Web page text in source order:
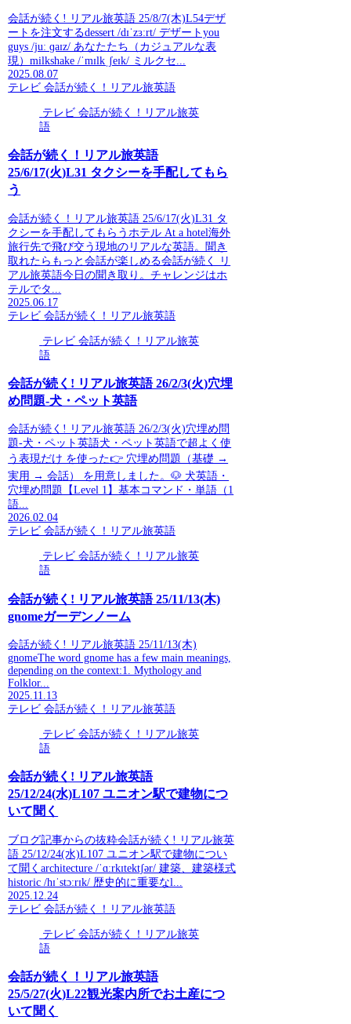
会話が続く! リアル旅英語 25/8/7(木)L54デザ
ートを注文するdessert /dɪˈzɜːrt/ デザートyou
guys /juː ɡaɪz/ あなたたち（カジュアルな表
現）milkshake /ˈmɪlkˌʃeɪk/ ミルクセ...
2025.08.07
テレビ 会話が続く！リアル旅英語
テレビ 会話が続く！リアル旅英
語
会話が続く！リアル旅英語
25/6/17(火)L31 タクシーを手配してもら
う
会話が続く！リアル旅英語 25/6/17(火)L31 タ
クシーを手配してもらうホテル At a hotel海外
旅行先で飛び交う現地のリアルな英語。聞き
取れたらもっと会話が楽しめる会話が続く リ
アル旅英語今日の聞き取り。チャレンジはホ
テルでタ...
2025.06.17
テレビ 会話が続く！リアル旅英語
テレビ 会話が続く！リアル旅英
語
会話が続く! リアル旅英語 26/2/3(火)穴埋
め問題-犬・ペット英語
会話が続く! リアル旅英語 26/2/3(火)穴埋め問
題-犬・ペット英語犬・ペット英語で超よく使
う表現だけ を使った👉 穴埋め問題（基礎 →
実用 → 会話） を用意しました。🐶 犬英語・
穴埋め問題【Level 1】基本コマンド・単語（1
語...
2026.02.04
テレビ 会話が続く！リアル旅英語
テレビ 会話が続く！リアル旅英
語
会話が続く! リアル旅英語 25/11/13(木)
gnomeガーデンノーム
会話が続く! リアル旅英語 25/11/13(木)
gnomeThe word gnome has a few main meanings,
depending on the context:1. Mythology and
Folklor...
2025.11.13
テレビ 会話が続く！リアル旅英語
テレビ 会話が続く！リアル旅英
語
会話が続く! リアル旅英語
25/12/24(水)L107 ユニオン駅で建物につ
いて聞く
ブログ記事からの抜粋会話が続く! リアル旅英
語 25/12/24(水)L107 ユニオン駅で建物につい
て聞くarchitecture /ˈɑːrkɪtektʃər/ 建築、建築様式
historic /hɪˈstɔːrɪk/ 歴史的に重要なl...
2025.12.24
テレビ 会話が続く！リアル旅英語
テレビ 会話が続く！リアル旅英
語
会話が続く！リアル旅英語
25/5/27(火)L22観光案内所でお土産につ
いて聞く